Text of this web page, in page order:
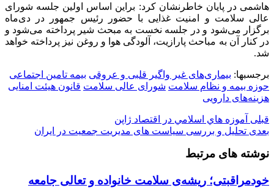
هاشمی در پایان خاطرنشان کرد: براین اساس اولین جلسه شورای
عالی سلامت و امنیت غذایی با حضور رئیس جمهور در دی‌ماه
برگزار می‌شود و در جلسه نخست به مبحث شیر پرداخته می‌شود و
در کنار آن به مباحث پارازیت، آلودگی هوا و روغن نیز پرداخته خواهد
شد.
برجسبها: بیماری‌های غیر واگیر قلبی و عروقی بیمه تامین اجتماعی
حوزه بیمه و نظام سلامت شورای عالی سلامت قانون هیئت امنایی
هزینه‌های دارویی
قبلی آموزه هاي اسلامي در اقتصاد ژاپن
بعدی تحلیل و بررسی سیاست های مدیریت جمعیت در ایران
نوشته های مرتبط
خودمراقبتی؛ ریشه‌ی سلامت خانواده و تعالی جامعه